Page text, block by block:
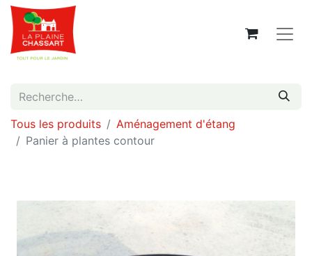
Tous les produits
Aménagement d'étang
Panier à plantes contour